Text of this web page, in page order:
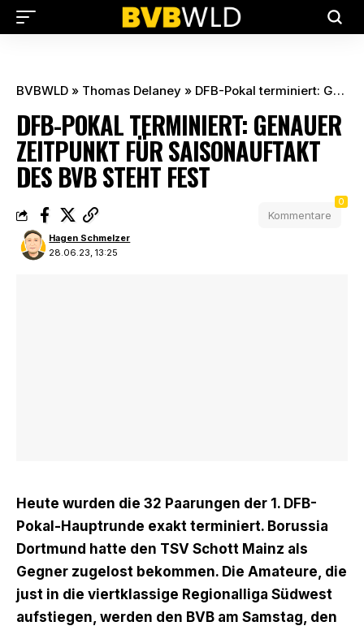
BVBWLD » Thomas Delaney » DFB-Pokal terminiert: Genauer Zeitpunkt für Saisonauftakt des BVB steht fest
DFB-POKAL TERMINIERT: GENAUER
ZEITPUNKT FÜR SAISONAUFTAKT
DES BVB STEHT FEST
28.06.23, 13:25
Hagen Schmelzer
Kommentare
0
Heute wurden die 32 Paarungen der 1. DFB-
Pokal-Hauptrunde exakt terminiert. Borussia
Dortmund hatte den TSV Schott Mainz als
Gegner zugelost bekommen. Die Amateure, die
just in die viertklassige Regionalliga Südwest
aufstiegen, werden den BVB am Samstag, den